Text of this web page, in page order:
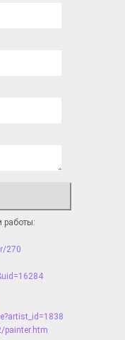
работы:
270
painter.htm